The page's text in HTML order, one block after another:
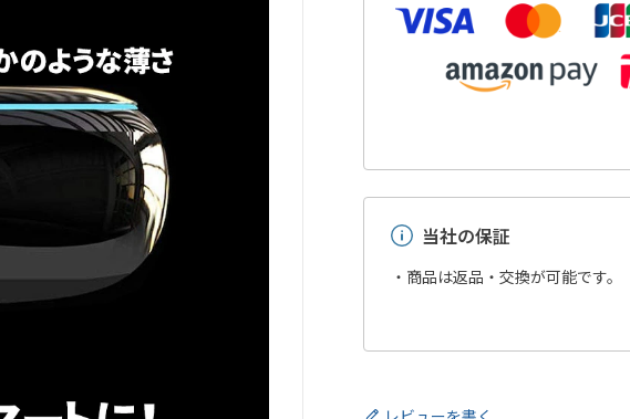
当社の保証
・商品は返品・交換が可能です。